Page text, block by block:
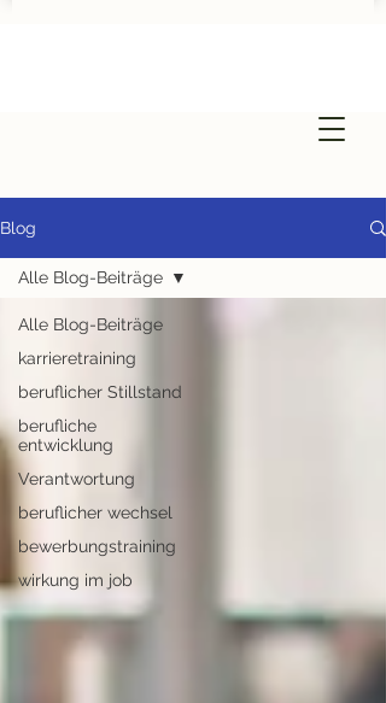
Blog
Alle Blog-Beiträge
karrieretraining
beruflicher Stillstand
berufliche
entwicklung
Verantwortung
beruflicher wechsel
bewerbungstraining
wirkung im job
Alle Blog-Beiträge